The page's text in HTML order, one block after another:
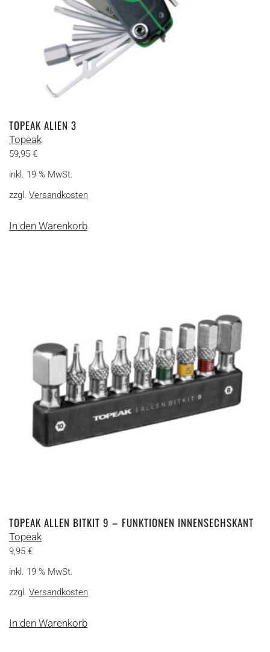
TOPEAK ALIEN 3
Topeak
59,95 €
inkl. 19 % MwSt.
zzgl. Versandkosten
In den Warenkorb
TOPEAK ALLEN BITKIT 9 – FUNKTIONEN INNENSECHSKANT
Topeak
9,95 €
inkl. 19 % MwSt.
zzgl. Versandkosten
In den Warenkorb